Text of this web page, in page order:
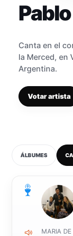
Canta en el
la Merced, en
Argentina.
Votar artista
ÁLBUMES
0
MARIA